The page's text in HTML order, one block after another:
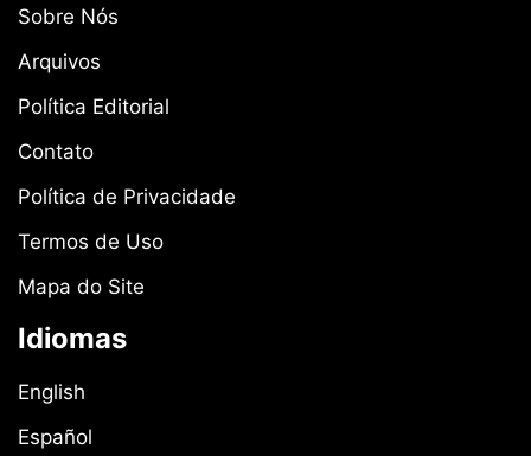
Sobre Nós
Arquivos
Política Editorial
Contato
Política de Privacidade
Termos de Uso
Mapa do Site
Idiomas
English
Español